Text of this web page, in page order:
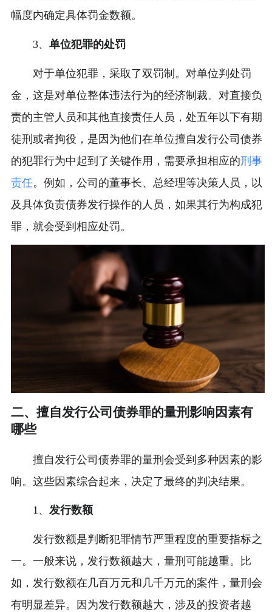
幅度内确定具体罚金数额。
3、 单位犯罪的处罚
对于单位犯罪，采取了双罚制。对单位判处罚
金，这是对单位整体违法行为的经济制裁。对直接负
责的主管人员和其他直接责任人员，处五年以下有期
徒刑或者拘役，是因为他们在单位擅自发行公司债券
的犯罪行为中起到了关键作用，需要承担相应的刑事
责任。例如，公司的董事长、总经理等决策人员，以
及具体负责债券发行操作的人员，如果其行为构成犯
罪，就会受到相应处罚。
二、擅自发行公司债券罪的量刑影响因素有
哪些
擅自发行公司债券罪的量刑会受到多种因素的影
响。这些因素综合起来，决定了最终的判决结果。
1、 发行数额
发行数额是判断犯罪情节严重程度的重要指标之
一。一般来说，发行数额越大，量刑可能越重。比
如，发行数额在几百万元和几千万元的案件，量刑会
有明显差异。因为发行数额越大，涉及的投资者越